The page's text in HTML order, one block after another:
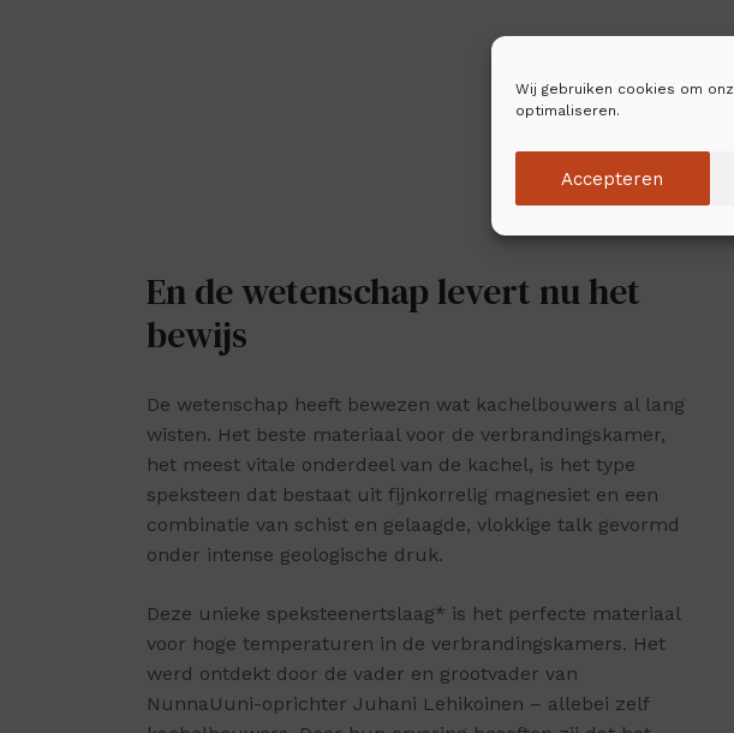
Wij gebruiken cookies om
optimaliseren.
Accepteren
En de wetenschap levert nu het
bewijs
De wetenschap heeft bewezen wat kachelbouwers al lang
wisten. Het beste materiaal voor de verbrandingskamer,
het meest vitale onderdeel van de kachel, is het type
speksteen dat bestaat uit fijnkorrelig magnesiet en een
combinatie van schist en gelaagde, vlokkige talk gevormd
onder intense geologische druk.
Deze unieke speksteenertslaag* is het perfecte materiaal
voor hoge temperaturen in de verbrandingskamers. Het
werd ontdekt door de vader en grootvader van
NunnaUuni-oprichter Juhani Lehikoinen – allebei zelf